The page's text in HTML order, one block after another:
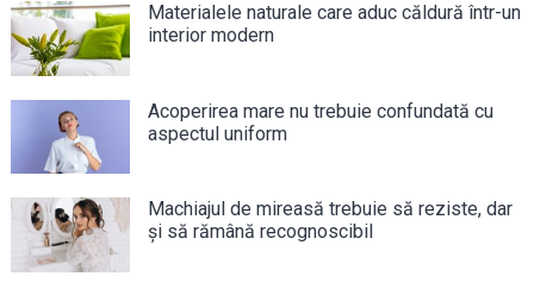
Materialele naturale care aduc căldură într-un
interior modern
Acoperirea mare nu trebuie confundată cu
aspectul uniform
Machiajul de mireasă trebuie să reziste, dar
și să rămână recognoscibil